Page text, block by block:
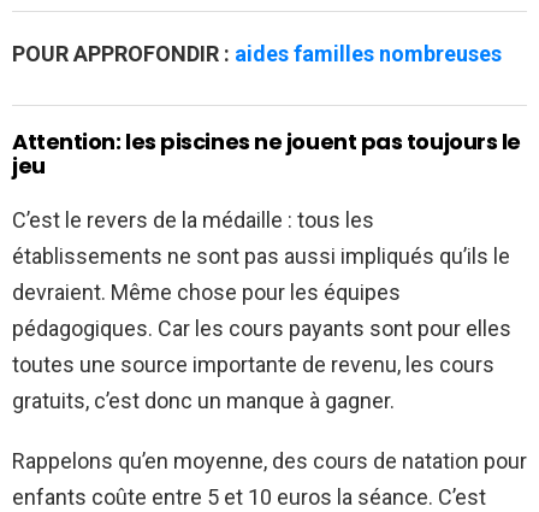
POUR APPROFONDIR : aides familles nombreuses
Attention: les piscines ne jouent pas toujours le
jeu
C’est le revers de la médaille : tous les
établissements ne sont pas aussi impliqués qu’ils le
devraient. Même chose pour les équipes
pédagogiques. Car les cours payants sont pour elles
toutes une source importante de revenu, les cours
gratuits, c’est donc un manque à gagner.
Rappelons qu’en moyenne, des cours de natation pour
enfants coûte entre 5 et 10 euros la séance. C’est